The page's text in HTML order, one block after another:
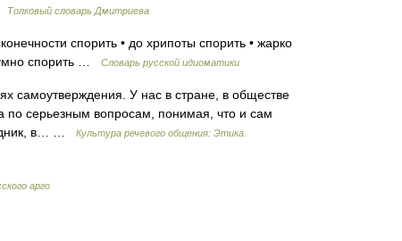
Толковый словарь Дмитриева
спорить • до хрипоты спорить • жарко
спорить …
Словарь русской идиоматики
самоутверждения. У нас в стране, в обществе
по серьезным вопросам, понимая, что и сам
в… …
Культура речевого общения: Этика.
арго